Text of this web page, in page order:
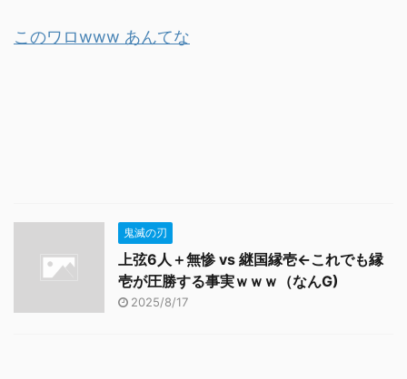
このワロwww あんてな
鬼滅の刃
上弦6人＋無惨 vs 継国縁壱←これでも縁
壱が圧勝する事実ｗｗｗ（なんG)
2025/8/17